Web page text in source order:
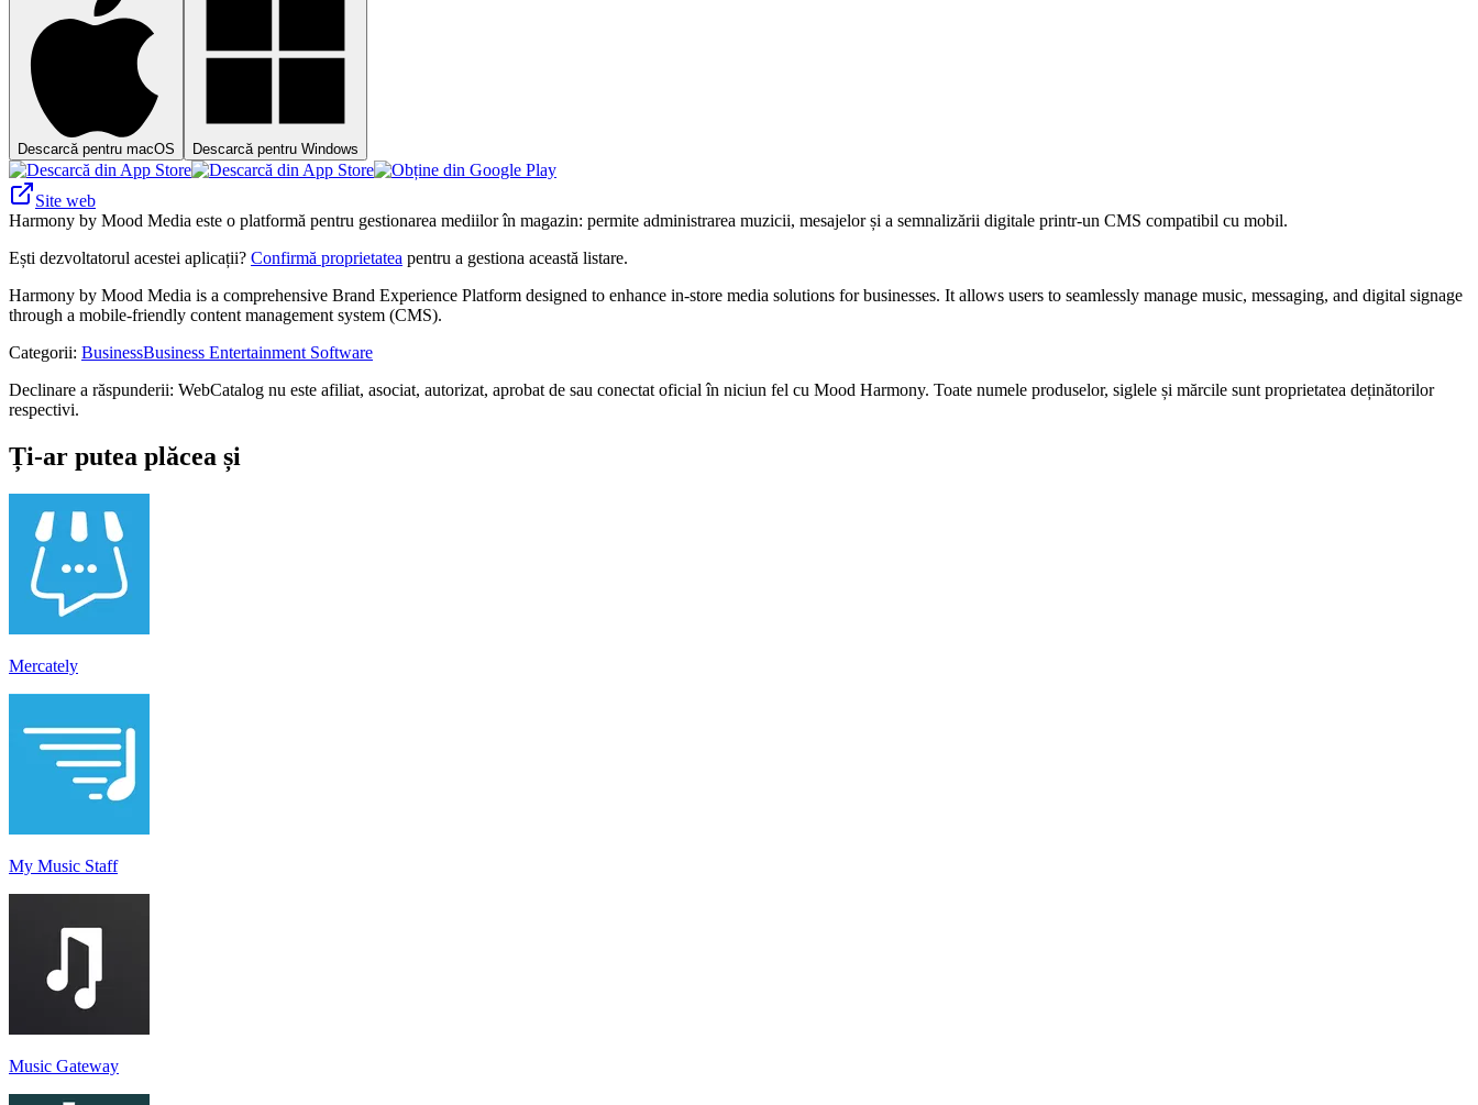
Descarcă pentru macOS Descarcă pentru Windows
Site web
Harmony by Mood Media este o platformă pentru gestionarea mediilor în magazin: permite administrarea muzicii, mesajelor și a semnalizării digitale printr-un CMS compatibil cu mobil.
Ești dezvoltatorul acestei aplicații? Confirmă proprietatea pentru a gestiona această listare.
Harmony by Mood Media is a comprehensive Brand Experience Platform designed to enhance in-store media solutions for businesses. It allows users to seamlessly manage music, messaging, and digital signage
through a mobile-friendly content management system (CMS).
Categorii: BusinessBusiness Entertainment Software
Declinare a răspunderii: WebCatalog nu este afiliat, asociat, autorizat, aprobat de sau conectat oficial în niciun fel cu Mood Harmony. Toate numele produselor, siglele și mărcile sunt proprietatea deținătorilor
respectivi.
Ți-ar putea plăcea și
Mercately
My Music Staff
Music Gateway